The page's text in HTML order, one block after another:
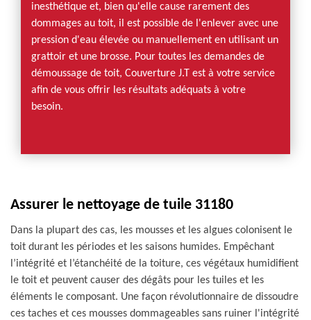
inesthétique et, bien qu'elle cause rarement des
dommages au toit, il est possible de l'enlever avec une
pression d'eau élevée ou manuellement en utilisant un
grattoir et une brosse. Pour toutes les demandes de
démoussage de toit, Couverture J.T est à votre service
afin de vous offrir les résultats adéquats à votre
besoin.
Assurer le nettoyage de tuile 31180
Dans la plupart des cas, les mousses et les algues colonisent le
toit durant les périodes et les saisons humides. Empêchant
l’intégrité et l’étanchéité de la toiture, ces végétaux humidifient
le toit et peuvent causer des dégâts pour les tuiles et les
éléments le composant. Une façon révolutionnaire de dissoudre
ces taches et ces mousses dommageables sans ruiner l'intégrité